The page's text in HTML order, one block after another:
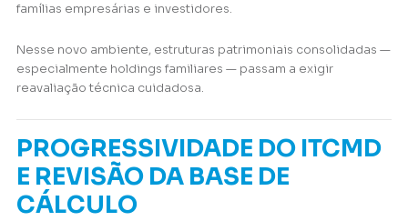
famílias empresárias e investidores.
Nesse novo ambiente, estruturas patrimoniais consolidadas —
especialmente holdings familiares — passam a exigir
reavaliação técnica cuidadosa.
PROGRESSIVIDADE DO ITCMD
E REVISÃO DA BASE DE
CÁLCULO